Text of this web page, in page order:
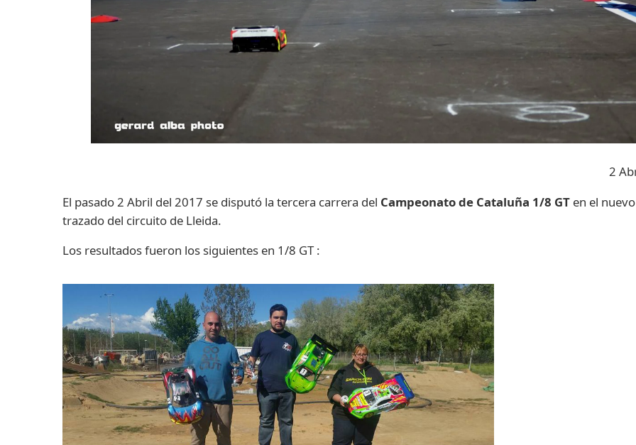
2
El pasado 2 Abril del 2017 se disputó la tercera carrera del Campeonato de Cataluña 1/8 GT en el nuevo
trazado del circuito de Lleida.
Los resultados fueron los siguientes en 1/8 GT :